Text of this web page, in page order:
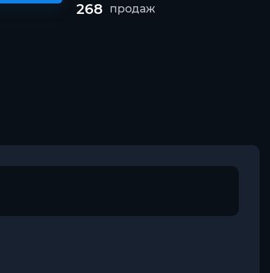
268 продаж